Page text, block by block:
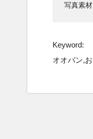
写真素
Keyword:
オオバン,